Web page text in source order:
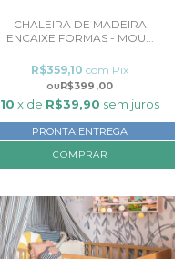
CHALEIRA DE MADEIRA
ENCAIXE FORMAS - MOU...
R$399,00
R$359,10 com Pix
10 x de R$39,90 sem juros
PRONTA ENTREGA